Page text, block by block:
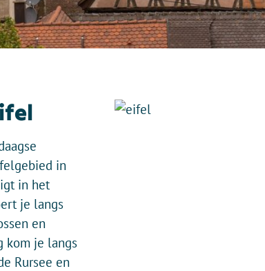
in
in het
je langs
en
kom je langs
Rursee en